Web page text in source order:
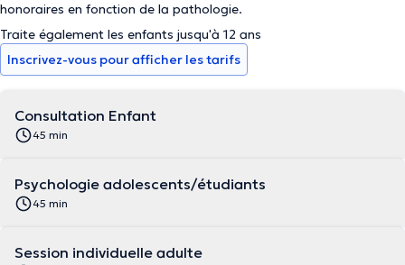
honoraires en fonction de la pathologie.
Traite également les enfants jusqu'à 12 ans
Inscrivez-vous pour afficher les tarifs
Consultation Enfant
45 min
Psychologie adolescents/étudiants
45 min
Session individuelle adulte